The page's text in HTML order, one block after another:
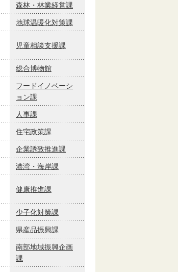
森林・林業経営課
地球温暖化対策課
児童相談支援課
総合博物館
フードイノベーシ
ョン課
人事課
住宅政策課
企業誘致推進課
港湾・海岸課
健康推進課
少子化対策課
県産品振興課
南部地域振興企画
課